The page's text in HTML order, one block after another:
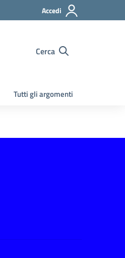
Accedi
Cerca
Tutti gli argomenti